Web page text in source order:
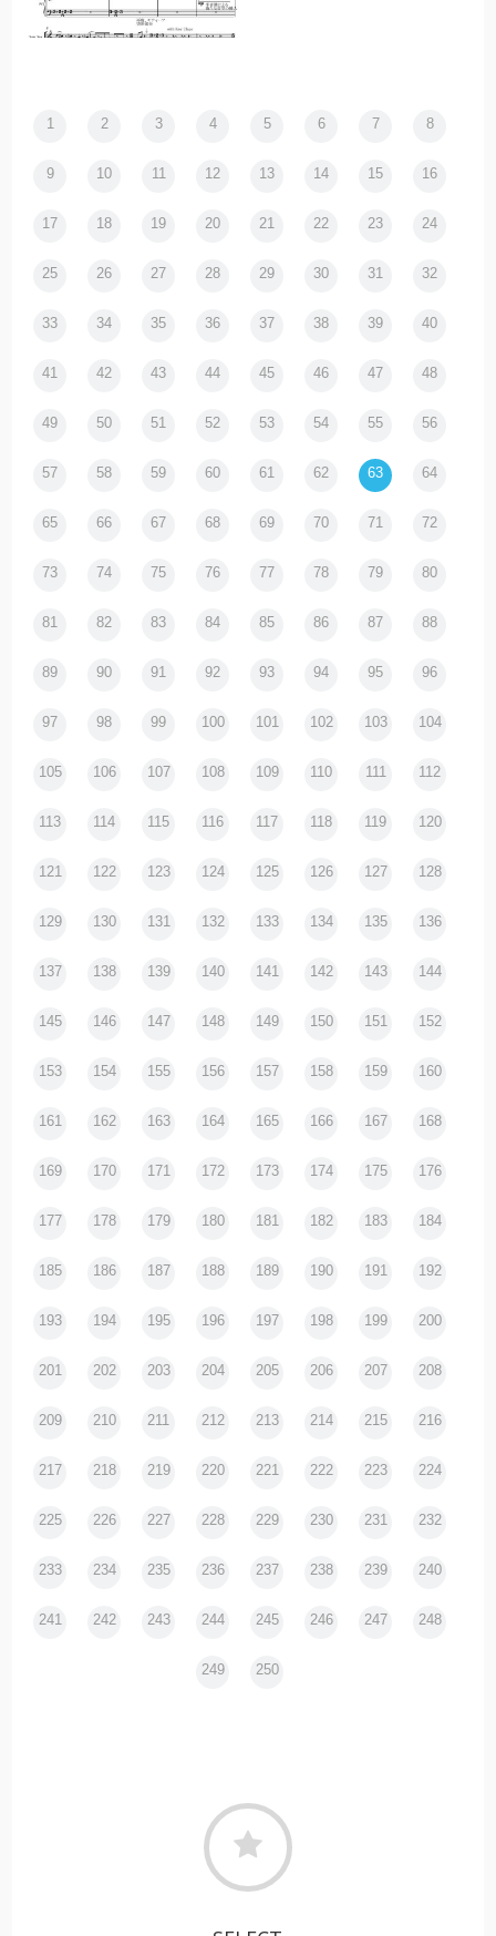
1 2 3 4 5 6 7 8
9 10 11 12 13 14 15 16
17 18 19 20 21 22 23 24
25 26 27 28 29 30 31 32
33 34 35 36 37 38 39 40
41 42 43 44 45 46 47 48
49 50 51 52 53 54 55 56
57 58 59 60 61 62 63 64
65 66 67 68 69 70 71 72
73 74 75 76 77 78 79 80
81 82 83 84 85 86 87 88
89 90 91 92 93 94 95 96
97 98 99 100 101 102 103 104
105 106 107 108 109 110 111 112
113 114 115 116 117 118 119 120
121 122 123 124 125 126 127 128
129 130 131 132 133 134 135 136
137 138 139 140 141 142 143 144
145 146 147 148 149 150 151 152
153 154 155 156 157 158 159 160
161 162 163 164 165 166 167 168
169 170 171 172 173 174 175 176
177 178 179 180 181 182 183 184
185 186 187 188 189 190 191 192
193 194 195 196 197 198 199 200
201 202 203 204 205 206 207 208
209 210 211 212 213 214 215 216
217 218 219 220 221 222 223 224
225 226 227 228 229 230 231 232
233 234 235 236 237 238 239 240
241 242 243 244 245 246 247 248
249 250